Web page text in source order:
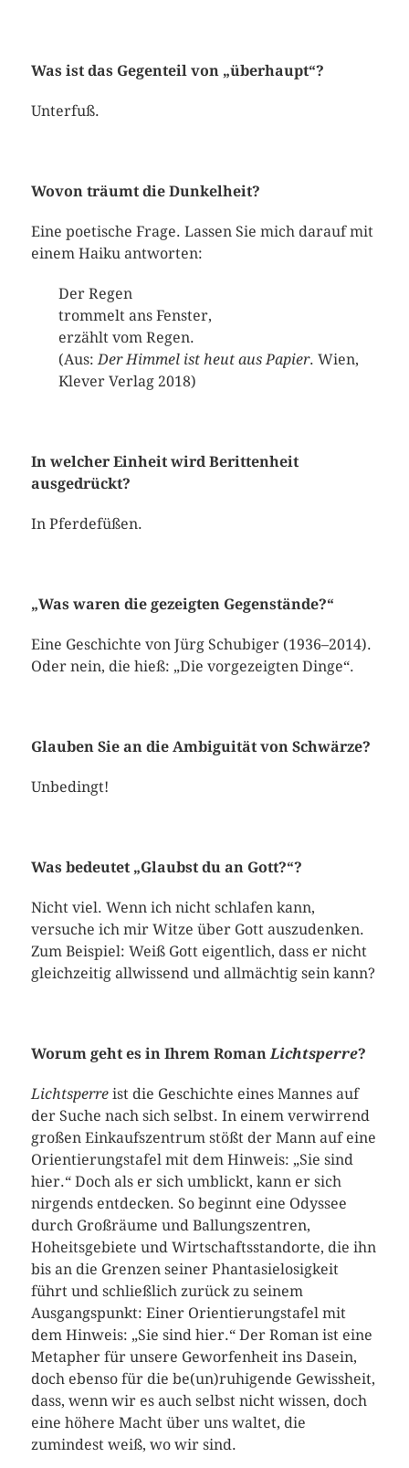
Was ist das Gegenteil von „überhaupt“?
Unterfuß.
Wovon träumt die Dunkelheit?
Eine poetische Frage. Lassen Sie mich darauf mit
einem Haiku antworten:
Der Regen
trommelt ans Fenster,
erzählt vom Regen.
(Aus:Der Himmel ist heut aus Papier. Wien,
Klever Verlag 2018)
In welcher Einheit wird Berittenheit
ausgedrückt?
In Pferdefüßen.
„Was waren die gezeigten Gegenstände?“
Eine Geschichte von Jürg Schubiger (1936–2014).
Oder nein, die hieß: „Die vorgezeigten Dinge“.
Glauben Sie an die Ambiguität von Schwärze?
Unbedingt!
Was bedeutet „Glaubst du an Gott?“?
Nicht viel. Wenn ich nicht schlafen kann,
versuche ich mir Witze über Gott auszudenken.
Zum Beispiel: Weiß Gott eigentlich, dass er nicht
gleichzeitig allwissend und allmächtig sein kann?
Worum geht es in Ihrem RomanLichtsperre?
Lichtsperreist die Geschichte eines Mannes auf
der Suche nach sich selbst. In einem verwirrend
großen Einkaufszentrum stößt der Mann auf eine
Orientierungstafel mit dem Hinweis: „Sie sind
hier.“ Doch als er sich umblickt, kann er sich
nirgends entdecken. So beginnt eine Odyssee
durch Großräume und Ballungszentren,
Hoheitsgebiete und Wirtschaftsstandorte, die ihn
bis an die Grenzen seiner Phantasielosigkeit
führt und schließlich zurück zu seinem
Ausgangspunkt: Einer Orientierungstafel mit
dem Hinweis: „Sie sind hier.“ Der Roman ist eine
Metapher für unsere Geworfenheit ins Dasein,
doch ebenso für die be(un)ruhigende Gewissheit,
dass, wenn wir es auch selbst nicht wissen, doch
eine höhere Macht über uns waltet, die
zumindest weiß, wo wir sind.